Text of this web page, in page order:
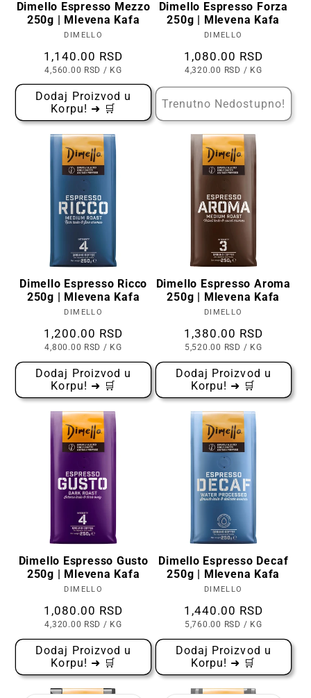
Dimello Espresso Mezzo
250g | Mlevena Kafa
Prodavac:
DIMELLO
Cena
1,140.00 RSD
CENA
KOMADU
4,560.00 RSD / PO
KG
Dodaj Proizvod u
Korpu! ➜ 🛒
Dimello Espresso Forza
250g | Mlevena Kafa
Prodavac:
DIMELLO
Cena
1,080.00 RSD
CENA
KOMADU
4,320.00 RSD / PO
KG
Trenutno Nedostupno!
Dimello Espresso Ricco
250g | Mlevena Kafa
Prodavac:
DIMELLO
Cena
1,200.00 RSD
CENA
KOMADU
4,800.00 RSD / PO
KG
Dodaj Proizvod u
Korpu! ➜ 🛒
Dimello Espresso Aroma
250g | Mlevena Kafa
Prodavac:
DIMELLO
Cena
1,380.00 RSD
CENA
KOMADU
5,520.00 RSD / PO
KG
Dodaj Proizvod u
Korpu! ➜ 🛒
Dimello Espresso Gusto
250g | Mlevena Kafa
Prodavac:
DIMELLO
Cena
1,080.00 RSD
CENA
KOMADU
4,320.00 RSD / PO
KG
Dodaj Proizvod u
Korpu! ➜ 🛒
Dimello Espresso Decaf
250g | Mlevena Kafa
Prodavac:
DIMELLO
Cena
1,440.00 RSD
CENA
KOMADU
5,760.00 RSD / PO
KG
Dodaj Proizvod u
Korpu! ➜ 🛒